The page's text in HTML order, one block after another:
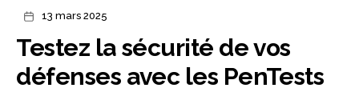
Testez la sécurité de vos
défenses avec les PenTests
Date
de
l’article
13 mars 2025